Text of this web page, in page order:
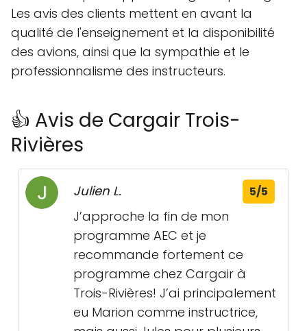
Les avis des clients mettent en avant la
qualité de l'enseignement et la disponibilité
des avions, ainsi que la sympathie et le
professionnalisme des instructeurs.
👍 Avis de Cargair Trois-
Rivières
Julien L. 5/5
J’approche la fin de mon
programme AEC et je
recommande fortement ce
programme chez Cargair à
Trois-Rivières! J’ai principalement
eu Marion comme instructrice,